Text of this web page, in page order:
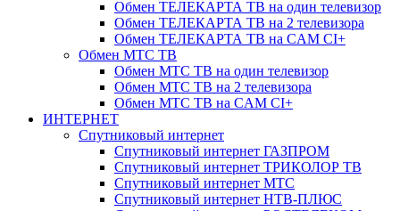
Обмен ТЕЛЕКАРТА ТВ на один телевизор
Обмен ТЕЛЕКАРТА ТВ на 2 телевизора
Обмен ТЕЛЕКАРТА ТВ на CAM CI+
Обмен МТС ТВ
Обмен МТС ТВ на один телевизор
Обмен МТС ТВ на 2 телевизора
Обмен МТС ТВ на CAM CI+
ИНТЕРНЕТ
Спутниковый интернет
Спутниковый интернет ГАЗПРОМ
Спутниковый интернет ТРИКОЛОР ТВ
Спутниковый интернет МТС
Спутниковый интернет НТВ-ПЛЮС